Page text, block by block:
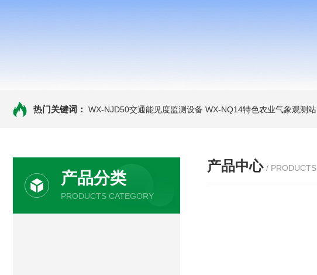
热门关键词： WX-NJD50交通能见度监测设备 WX-NQ14特色农业气象观测站
产品分类
PRODUCTS CATEGORY
产品中心 / PRODUCTS